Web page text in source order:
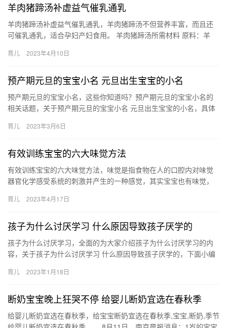
羊肉猪蹄汤补虚益气催乳通乳
羊肉猪蹄汤补虚益气催乳通乳，羊肉猪蹄汤不但营养丰富，而且还
可催乳通乳，适合孕妇产妇食用。 羊肉猪蹄汤所需材料 原料：羊
育儿 2023年4月10日
预产期元旦的宝宝小名 元旦出生宝宝的小名
预产期元旦的宝宝小名，这些你知道吗？预产期元旦的宝宝小名的
相关话题，关于预产期元旦的宝宝小名 元旦出生宝宝的小名，具体
育儿 2023年3月6日
有效训练宝宝的六大味觉方法
有效训练宝宝的六大味觉方法，味觉是指食物在人的口腔内对味觉
器官化学感受系统的刺激并产生的一种感觉，其实宝宝也有味觉，
一…
育儿 2023年4月17日
孩子为什么讨厌学习 什么原因导致孩子厌学的
孩子为什么讨厌学习，全面的为大家介绍孩子为什么讨厌学习的内
容，关于孩子为什么讨厌学习 什么原因导致孩子厌学的，下面小编
育儿 2023年1月18日
断奶宝宝晚上狂哭不停 给婴儿断奶宜选在春秋季
给婴儿断奶宜选在春秋季，给宝宝断奶宜选在春秋季,宝宝,断奶,季节